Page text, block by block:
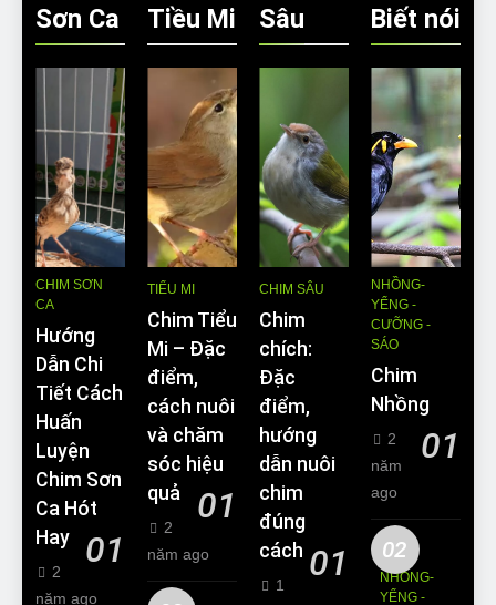
Sơn Ca
CHIM SƠN
CA
Hướng
Dẫn Chi
Tiết Cách
Huấn
Luyện
Chim Sơn
Ca Hót
Hay
01
2
năm ago
Tiều Mi
TIỂU MI
Chim Tiểu
Mi – Đặc
điểm,
cách nuôi
và chăm
sóc hiệu
quả
01
2
năm ago
Sâu
CHIM SÂU
Chim
chích:
Đặc
điểm,
hướng
dẫn nuôi
chim
đúng
cách 01
1
Biết nói
NHỒNG-
YỂNG -
CƯỠNG -
SÁO
Chim
Nhồng
01
2
năm
ago
02
NHỒNG-
YỂNG -